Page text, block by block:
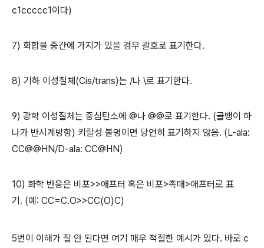
c1ccccc1이다)
7) 화합물 중간에 가지가 있을 경우 괄호로 표기한다.
8) 기하 이성질체(Cis/trans)는 /나 \로 표기한다.
9) 광학 이성질체는 중심탄소에 @나 @@로 표기한다. (골뱅이 하
나가 반시계방향) 키랄성 불명이면 당연히 표기하지 않음. (L-ala:
CC@@HN/D-ala: CC@HN)
10) 화학 반응은 비포>>애프터 혹은 비포>촉매>애프터로 표
기. (예: CC=C.O>>CC(O)C)
5번이 이해가 잘 안 된다면 여기 매우 적절한 예시가 있다. 바로 c